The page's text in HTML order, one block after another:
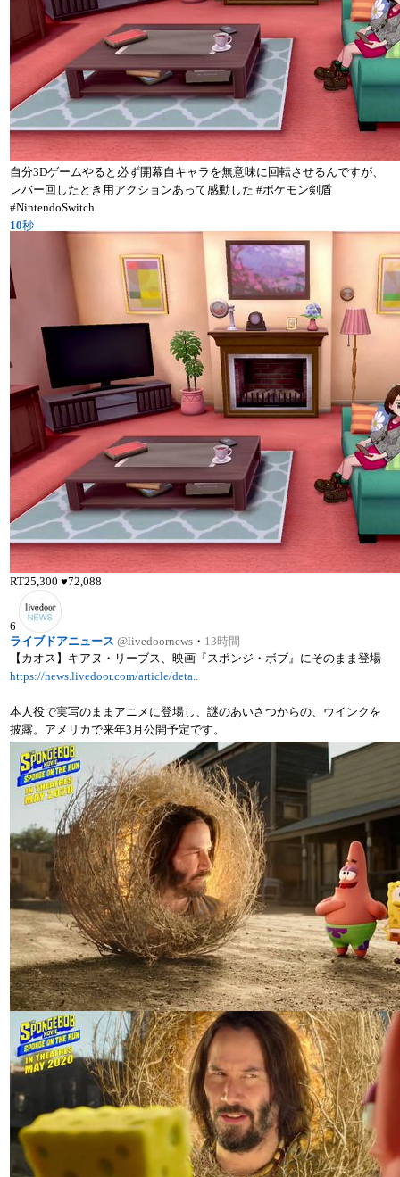
自分3Dゲームやると必ず開幕自キャラを無意味に回転させるんですが、
レバー回したとき用アクションあって感動した #ポケモン剣盾
#NintendoSwitch
10秒
RT25,300♥72,088
6
ライブドアニュース @livedoornews ・ 13時間
【カオス】キアヌ・リーブス、映画『スポンジ・ボブ』にそのまま登場
https://news.livedoor.com/article/deta..
本人役で実写のままアニメに登場し、謎のあいさつからの、ウインクを
披露。アメリカで来年3月公開予定です。